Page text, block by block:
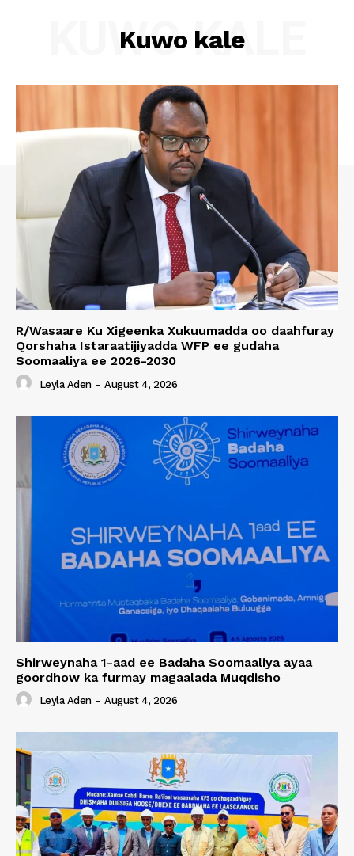
Kuwo kale
KUWO KALE
R/Wasaare Ku Xigeenka Xukuumadda oo daahfuray
Qorshaha Istaraatijiyadda WFP ee gudaha
Soomaaliya ee 2026-2030
Leyla Aden - August 4, 2026
Shirweynaha 1-aad ee Badaha Soomaaliya ayaa
goordhow ka furmay magaalada Muqdisho
Leyla Aden - August 4, 2026